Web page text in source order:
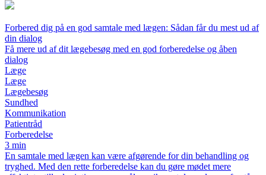
Forbered dig på en god samtale med lægen: Sådan får du mest ud af
din dialog
Få mere ud af dit lægebesøg med en god forberedelse og åben
dialog
Læge
Læge
Lægebesøg
Sundhed
Kommunikation
Patientråd
Forberedelse
3 min
En samtale med lægen kan være afgørende for din behandling og
tryghed. Med den rette forberedelse kan du gøre mødet mere